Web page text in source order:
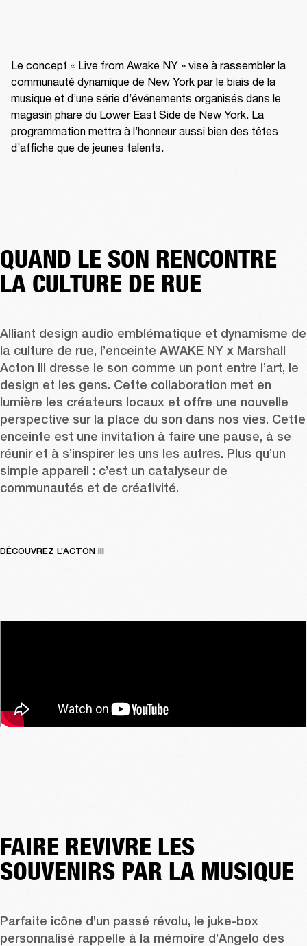
Le concept « Live from Awake NY » vise à rassembler la
communauté dynamique de New York par le biais de la
musique et d’une série d’événements organisés dans le
magasin phare du Lower East Side de New York. La
programmation mettra à l’honneur aussi bien des têtes
d’affiche que de jeunes talents.
QUAND LE SON RENCONTRE
LA CULTURE DE RUE
Alliant design audio emblématique et dynamisme de
la culture de rue, l’enceinte AWAKE NY x Marshall
Acton III dresse le son comme un pont entre l’art, le
design et les gens. Cette collaboration met en
lumière les créateurs locaux et offre une nouvelle
perspective sur la place du son dans nos vies. Cette
enceinte est une invitation à faire une pause, à se
réunir et à s’inspirer les uns les autres. Plus qu’un
simple appareil : c’est un catalyseur de
communautés et de créativité.
DÉCOUVREZ L’ACTON III
FAIRE REVIVRE LES
SOUVENIRS PAR LA MUSIQUE
Parfaite icône d’un passé révolu, le juke-box
personnalisé rappelle à la mémoire d’Angelo des